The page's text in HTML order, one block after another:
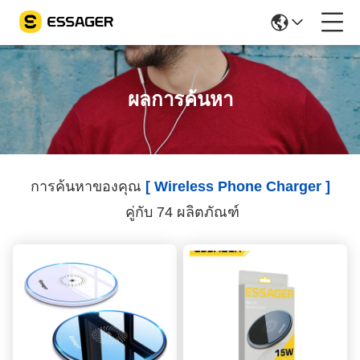
ผลการค้นหา
การค้นหาของคุณ [ Wireless Phone Charger ]
คู่กับ 74 ผลิตภัณฑ์